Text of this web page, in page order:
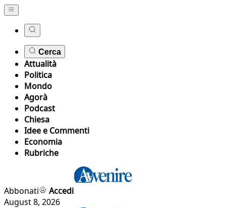
Cerca
Attualità
Politica
Mondo
Agorà
Podcast
Chiesa
Idee e Commenti
Economia
Rubriche
Abbonati
Accedi
August 8, 2026